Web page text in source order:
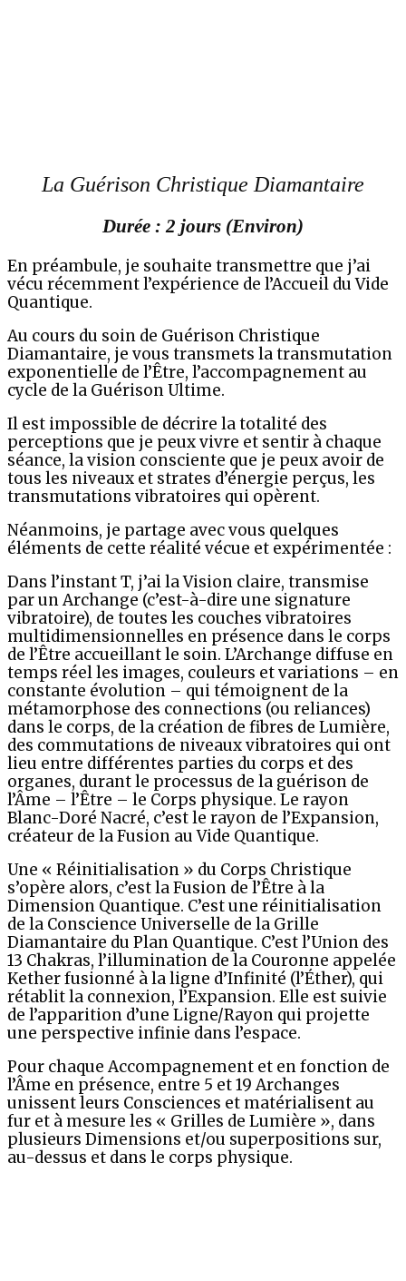
La Guérison Christique Diamantaire
Durée : 2 jours (Environ)
En préambule, je souhaite transmettre que j’ai
vécu récemment l’expérience de l’Accueil du Vide
Quantique.
Au cours du soin de Guérison Christique
Diamantaire, je vous transmets la transmutation
exponentielle de l’Être, l’accompagnement au
cycle de la Guérison Ultime.
Il est impossible de décrire la totalité des
perceptions que je peux vivre et sentir à chaque
séance, la vision consciente que je peux avoir de
tous les niveaux et strates d’énergie perçus, les
transmutations vibratoires qui opèrent.
Néanmoins, je partage avec vous quelques
éléments de cette réalité vécue et expérimentée :
Dans l’instant T, j’ai la Vision claire, transmise
par un Archange (c’est-à-dire une signature
vibratoire), de toutes les couches vibratoires
multidimensionnelles en présence dans le corps
de l’Être accueillant le soin. L’Archange diffuse en
temps réel les images, couleurs et variations – en
constante évolution – quitémoignent de la
métamorphose des connections (ou reliances)
dans le corps, de la création de fibres de Lumière,
des commutations de niveauxvibratoires qui ont
lieu entre différentes parties du corps et des
organes, durant le processus de la guérison de
l’Âme – l’Être – le Corps physique. Le rayon
Blanc-Doré Nacré, c’est le rayon de l’Expansion,
créateur de la Fusion au Vide Quantique.
Une « Réinitialisation » du Corps Christique
s’opère alors, c’est la Fusion de l’Être à la
Dimension Quantique. C’est une réinitialisation
de la Conscience Universelle de la Grille
Diamantaire du Plan Quantique. C’est l’Union des
13 Chakras, l’illumination de la Couronne appelée
Kether fusionné à la ligne d’Infinité (l’Éther), qui
rétablit la connexion, l’Expansion. Elle est suivie
de l’apparition d’une Ligne/Rayon qui projette
une perspective infinie dans l’espace.
Pour chaque Accompagnement et en fonction de
l’Âme en présence, entre 5 et 19 Archanges
unissent leurs Consciences et matérialisent au
fur et à mesure les « Grilles de Lumière », dans
plusieurs Dimensions et/ou superpositions sur,
au-dessus et dans le corps physique.